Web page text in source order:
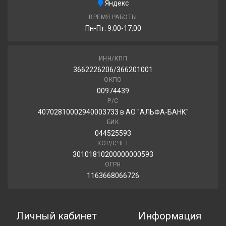
Яндекс
ВРЕМЯ РАБОТЫ
Пн-Пт: 9:00-17:00
ИНН/КПП
3662226206/366201001
ОКПО
00974439
Р/С
40702810002940003733 в АО "АЛЬФА-БАНК"
БИК
044525593
КОР/СЧЁТ
30101810200000000593
ОГРН
1163668066726
Личный кабинет Информация